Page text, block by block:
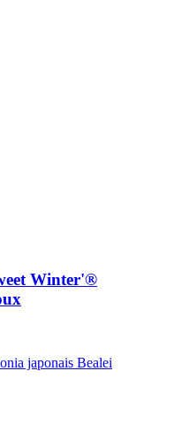
Winter'®